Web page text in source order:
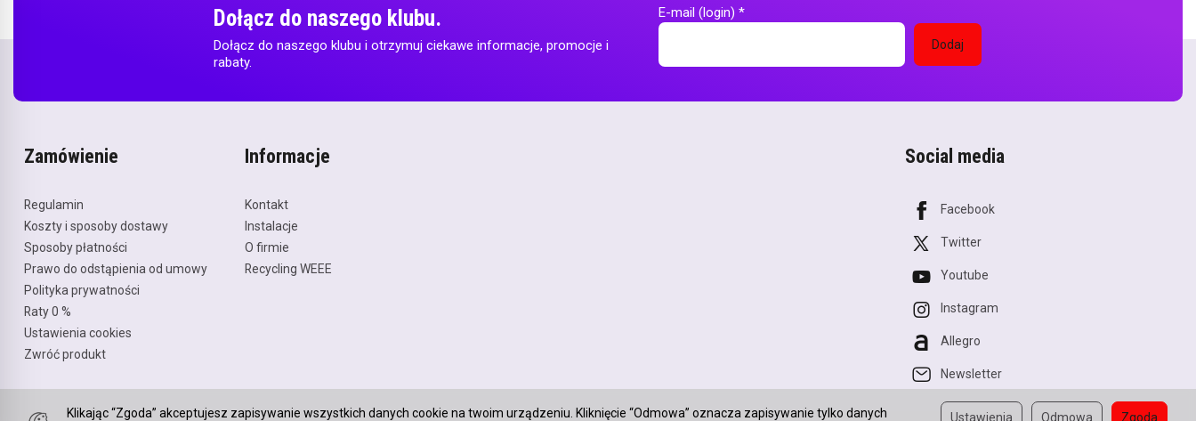
Dołącz do naszego klubu.
Dołącz do naszego klubu i otrzymuj ciekawe informacje, promocje i
rabaty.
E-mail (login) *
Zamówienie
Regulamin
Koszty i sposoby dostawy
Sposoby płatności
Prawo do odstąpienia od umowy
Polityka prywatności
Raty 0 %
Ustawienia cookies
Zwróć produkt
Informacje
Kontakt
Instalacje
O firmie
Recycling WEEE
Social media
Facebook
Twitter
Youtube
Instagram
Allegro
Newsletter
Klikając “Zgoda” akceptujesz zapisywanie wszystkich danych cookie na twoim urządzeniu. Kliknięcie “Odmowa” oznacza zapisywanie tylko danych Ustawienia Odmowa Zgoda